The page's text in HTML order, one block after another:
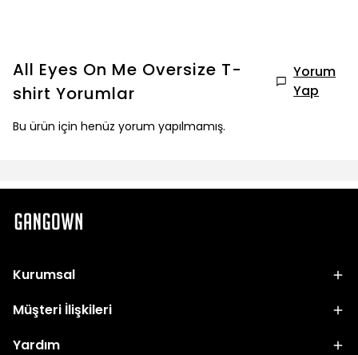
All Eyes On Me Oversize T-
shirt Yorumlar
Yorum
Yap
Bu ürün için henüz yorum yapılmamış.
Kurumsal
Müşteri İlişkileri
Yardım